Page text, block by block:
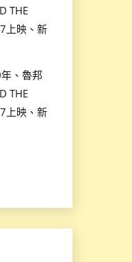
THE
上映、新
、魯邦
THE
上映、新